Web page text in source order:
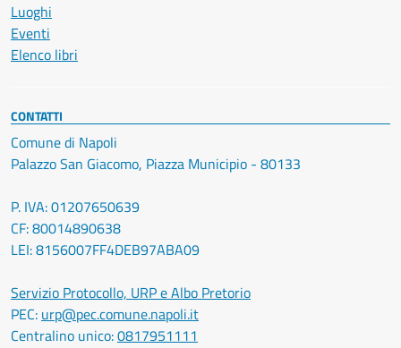
Luoghi
Eventi
Elenco libri
CONTATTI
Comune di Napoli
Palazzo San Giacomo, Piazza Municipio - 80133
P. IVA: 01207650639
CF: 80014890638
LEI: 8156007FF4DEB97ABA09
Servizio Protocollo, URP e Albo Pretorio
PEC: urp@pec.comune.napoli.it
Centralino unico:0817951111